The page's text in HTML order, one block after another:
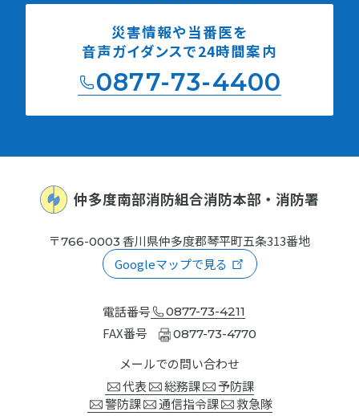
災害情報や当番医を
音声ガイダンスで24時間案内
0877-73-4400
仲多度南部消防組合消防本部 ・消防署
〒766-0003 香川県仲多度郡琴平町五条313番地
Googleマップで見る
電話番号 0877-73-4211
FAX番号 0877-73-4770
メールでの問い合わせ
代表
総務課
予防課
警防課
通信指令課 救急隊